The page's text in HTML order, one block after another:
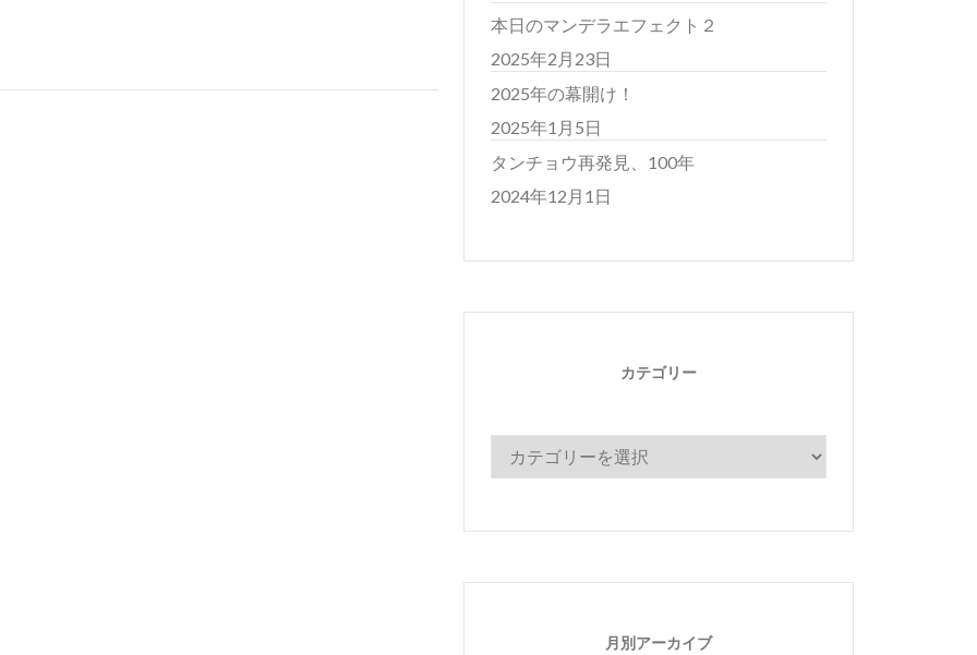
本日のマンデラエフェクト２
2025年2月23日
2025年の幕開け！
2025年1月5日
タンチョウ再発見、100年
2024年12月1日
カテゴリー
テ
リ
月別アーカイブ